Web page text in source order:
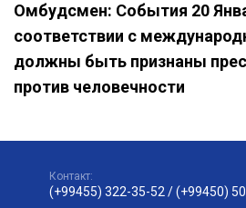
Омбудсмен: События 20
соответствии с
должны быть признаны
против человечности
Контакт:
(+99455) 322-35-52 /(+99450)